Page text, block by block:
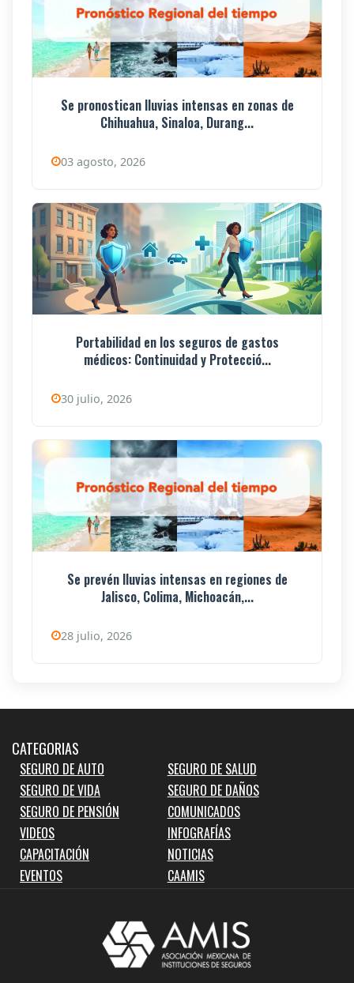
Se pronostican lluvias intensas en zonas de
Chihuahua, Sinaloa, Durang...
03 agosto, 2026
Portabilidad en los seguros de gastos
médicos: Continuidad y Protecció...
30 julio, 2026
Se prevén lluvias intensas en regiones de
Jalisco, Colima, Michoacán,...
28 julio, 2026
CATEGORIAS
SEGURO DE AUTO
SEGURO DE SALUD
SEGURO DE VIDA
SEGURO DE DAÑOS
SEGURO DE PENSIÓN
COMUNICADOS
VIDEOS
INFOGRAFÍAS
CAPACITACIÓN
NOTICIAS
EVENTOS
CAAMIS